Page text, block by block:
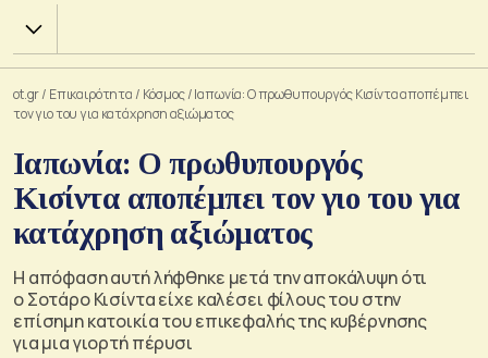
Χ.Α.
ot.gr/ Επικαιρότητα / Κόσμος/Ιαπωνία: Ο πρωθυπουργός Κισίντα αποπέμπει
τον γιο του για κατάχρηση αξιώματος
Ιαπωνία: Ο πρωθυπουργός
Κισίντα αποπέμπει τον γιο του για
κατάχρηση αξιώματος
Η απόφαση αυτή λήφθηκε μετά την αποκάλυψη ότι
ο Σοτάρο Κισίντα είχε καλέσει φίλους του στην
επίσημη κατοικία του επικεφαλής της κυβέρνησης
για μια γιορτή πέρυσι